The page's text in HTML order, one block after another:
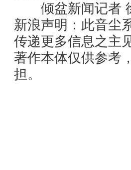
倾盆新闻记者
新浪声明：此音尘
传递更多信息之主
著作本体仅供参考
担。